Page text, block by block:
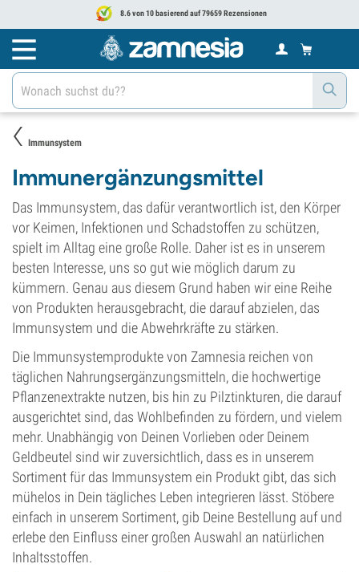
8.6 von 10 basierend auf 79659 Rezensionen
Immunsystem
Immunergänzungsmittel
Das Immunsystem, das dafür verantwortlich ist, den Körper
vor Keimen, Infektionen und Schadstoffen zu schützen,
spielt im Alltag eine große Rolle. Daher ist es in unserem
besten Interesse, uns so gut wie möglich darum zu
kümmern. Genau aus diesem Grund haben wir eine Reihe
von Produkten herausgebracht, die darauf abzielen, das
Immunsystem und die Abwehrkräfte zu stärken.
Die Immunsystemprodukte von Zamnesia reichen von
täglichen Nahrungsergänzungsmitteln, die hochwertige
Pflanzenextrakte nutzen, bis hin zu Pilztinkturen, die darauf
ausgerichtet sind, das Wohlbefinden zu fördern, und vielem
mehr. Unabhängig von Deinen Vorlieben oder Deinem
Geldbeutel sind wir zuversichtlich, dass es in unserem
Sortiment für das Immunsystem ein Produkt gibt, das sich
mühelos in Dein tägliches Leben integrieren lässt. Stöbere
einfach in unserem Sortiment, gib Deine Bestellung auf und
erlebe den Einfluss einer großen Auswahl an natürlichen
Inhaltsstoffen.